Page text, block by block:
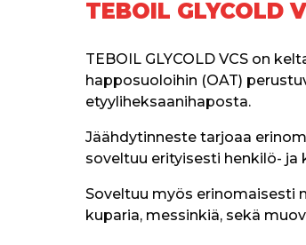
TEBOIL GLYCOLD
TEBOIL GLYCOLD VCS on
happosuoloihin (OAT)
etyyliheksaanihaposta.
Jäähdytinneste tarjoaa
soveltuu erityisesti henkilö- ja
Soveltuu myös erinomaisesti
kuparia, messinkiä, sekä